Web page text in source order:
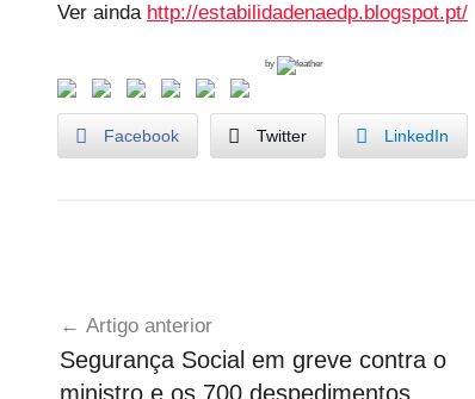
Ver ainda http://estabilidadenaedp.blogspot.pt/
by
Facebook Twitter LinkedIn
a
b
a
artigos
Artigo anterior
Segurança Social em greve contra o
ministro e os 700 despedimentos